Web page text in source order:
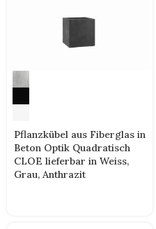
Pflanzkübel aus Fiberglas in
Beton Optik Quadratisch
CLOE lieferbar in Weiss,
Grau, Anthrazit